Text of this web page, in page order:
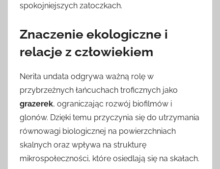
spokojniejszych zatoczkach.
Znaczenie ekologiczne i
relacje z człowiekiem
Nerita undata odgrywa ważną rolę w
przybrzeżnych łańcuchach troficznych jako
grazerek, ograniczając rozwój biofilmów i
glonów. Dzięki temu przyczynia się do utrzymania
równowagi biologicznej na powierzchniach
skalnych oraz wpływa na strukturę
mikrospołeczności, które osiedlają się na skałach.